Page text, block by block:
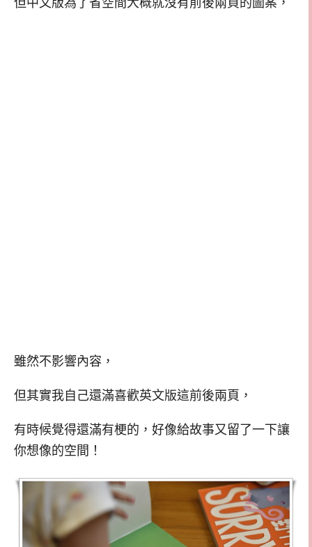
雖然不影響內容，
但其實我自己還滿喜歡英文版這前後兩頁，
有時候覺得還滿有梗的，好像給故事又留了一下讓
你想像的空間！